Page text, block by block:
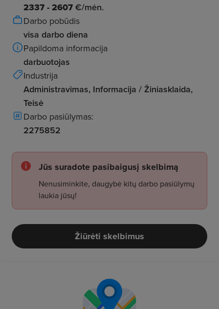
2337 - 2607 €/mėn.
Darbo pobūdis
visa darbo diena
Papildoma informacija
darbuotojas
Industrija
Administravimas, Informacija / Žiniasklaida,
Teisė
Darbo pasiūlymas:
2275852
Jūs suradote pasibaigusį skelbimą
Nenusiminkite, daugybė kitų darbo pasiūlymų
laukia jūsų!
Žiūrėti skelbimus